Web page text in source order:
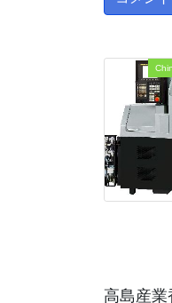
高島産業